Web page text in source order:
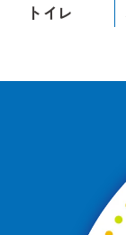
トイレ